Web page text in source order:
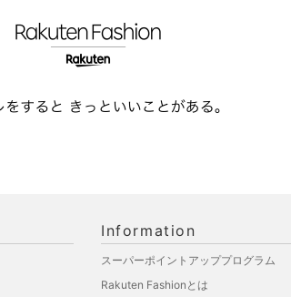
Information
スーパーポイントアッププログラム
Rakuten Fashionとは